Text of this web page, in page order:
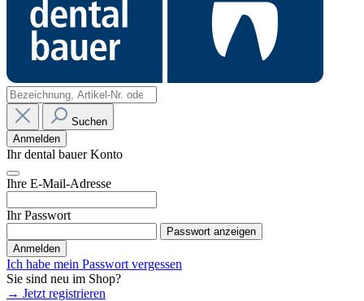
Suchen
Anmelden
Ihr dental bauer Konto
Ihre E-Mail-Adresse
Ihr Passwort
Passwort anzeigen
Anmelden
Ich habe mein Passwort vergessen
Sie sind neu im Shop?
→ Jetzt registrieren